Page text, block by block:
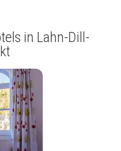
in Lahn-Dill-